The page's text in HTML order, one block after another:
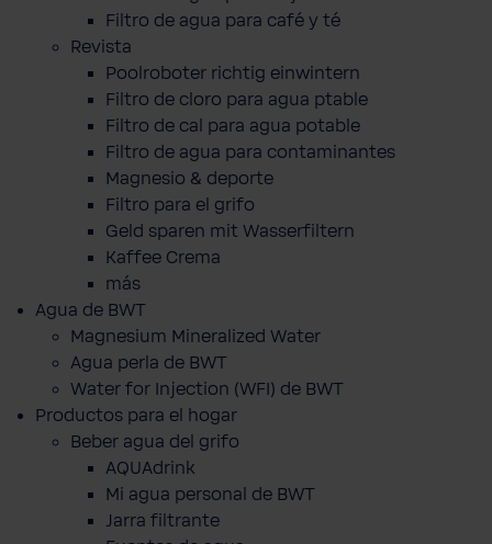
Filtro de agua para café y té
Revista
Poolroboter richtig einwintern
Filtro de cloro para agua ptable
Filtro de cal para agua potable
Filtro de agua para contaminantes
Magnesio & deporte
Filtro para el grifo
Geld sparen mit Wasserfiltern
Kaffee Crema
más
Agua de BWT
Magnesium Mineralized Water
Agua perla de BWT
Water for Injection (WFI) de BWT
Productos para el hogar
Beber agua del grifo
AQUAdrink
Mi agua personal de BWT
Jarra filtrante